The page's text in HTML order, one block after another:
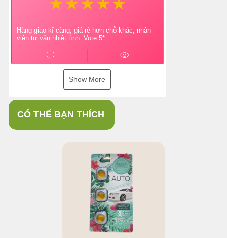
Hàng giao kĩ càng, giá rẻ hơn chỗ khác, nhân
viên tư vấn nhiệt tình. Vote 5*
Show More
CÓ THỂ BẠN THÍCH